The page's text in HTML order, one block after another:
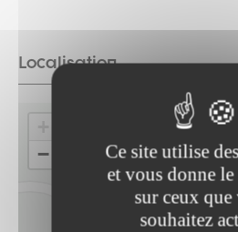
Ce site utilise
et vous donne
sur ceux que
souhaitez
Localisation
+
−